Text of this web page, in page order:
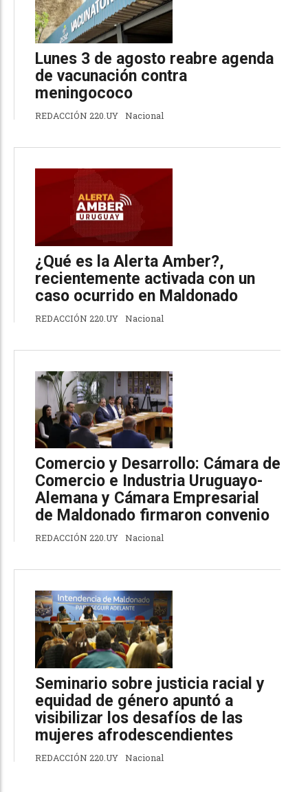
Lunes 3 de agosto reabre agenda
de vacunación contra
meningococo
REDACCIÓN 220.UY Nacional
¿Qué es la Alerta Amber?,
recientemente activada con un
caso ocurrido en Maldonado
REDACCIÓN 220.UY Nacional
Comercio y Desarrollo: Cámara de
Comercio e Industria Uruguayo-
Alemana y Cámara Empresarial
de Maldonado firmaron convenio
REDACCIÓN 220.UY Nacional
Seminario sobre justicia racial y
equidad de género apuntó a
visibilizar los desafíos de las
mujeres afrodescendientes
REDACCIÓN 220.UY Nacional